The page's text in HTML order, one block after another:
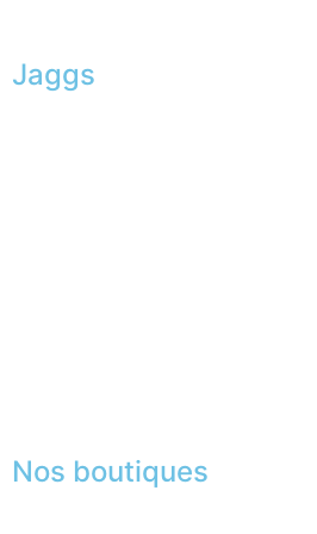
Jaggs
Nos boutiques